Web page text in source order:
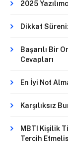
2025
Dikkat
Başarılı Bir
Cevapları
En İyi Not
Karşılıksız
MBTI Kişilik
Tercih